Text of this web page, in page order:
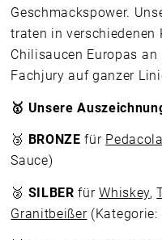
Geschmackspower.
traten in verschiedenen
Chilisaucen Europas
Fachjury auf ganzer
🥇 Unsere
🥉 BRONZE für
Sauce)
🥈 SILBER fürWhiskey,
Granitbeißer(Kategorie: